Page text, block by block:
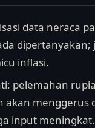
data neraca
inflasi.
pelemahan
menggerus
input meningkat.